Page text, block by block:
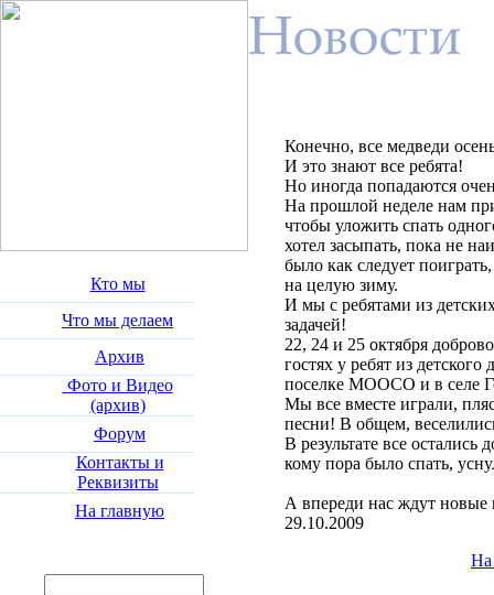
Кто мы
Что мы делаем
Архив
Фото и Видео
(архив)
Форум
Контакты и
Реквизиты
На главную
Конечно, все медведи
И это знают все ребята!
Но иногда попадаются
На прошлой неделе нам
чтобы уложить спать
хотел засыпать, пока не
было как следует
на целую зиму.
И мы с ребятами из
задачей!
22, 24 и 25 октября
гостях у ребят из
поселке МООСО и в селе
Мы все вместе играли,
песни! В общем,
В результате все остались
кому пора было спать,
А впереди нас ждут новые
29.10.2009
На